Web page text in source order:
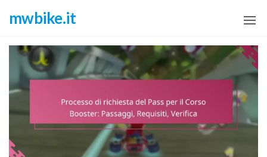
content
mwbike.it